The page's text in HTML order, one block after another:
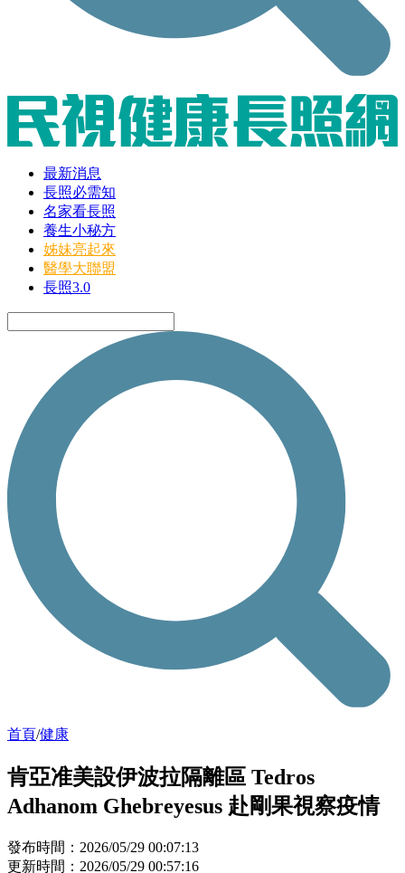
最新消息
長照必需知
名家看長照
養生小秘方
姊妹亮起來
醫學大聯盟
長照3.0
首頁/健康
肯亞准美設伊波拉隔離區 Tedros
Adhanom Ghebreyesus 赴剛果視察疫情
發布時間：2026/05/29 00:07:13
更新時間：2026/05/29 00:57:16